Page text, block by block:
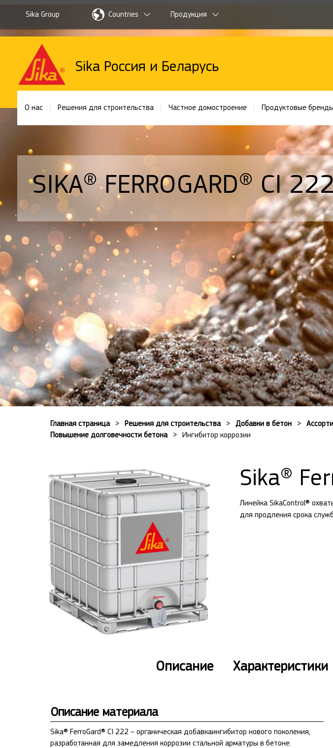
Sika Group Countries Продукция
Sika Россия и Беларусь
О нас Решения для строительства Частное домостроение Продуктовые бренды
SIKA® FERROGARD® CI
Главная страница Решения для строительства Добавки в бетон
Повышение долговечности бетона
Ингибитор коррозии
Sika®
Линейка SikaControl®
для продления срока
Описание Характеристики
Описание материала
Sika® FerroGard® CI 222 – органическая добавкаингибитор нового поколения,
разработанная для замедления коррозии стальной арматуры в бетоне.